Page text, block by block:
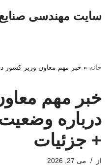
سایت مهندسی
خانه » خبر مهم معاون وزیر کشور
خبر مهم
درباره
+ جزئیات
از می 27, 2026